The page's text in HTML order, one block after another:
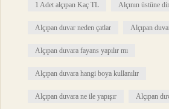
1 Adet alçıpan Kaç TL Alçının üstüne
Alçıpan duvar neden çatlar Alçıpan
Alçıpan duvara fayans yapılır mı
Alçıpan duvara hangi boya kullanılır
Alçıpan duvara ne ile yapışır Alçıpan